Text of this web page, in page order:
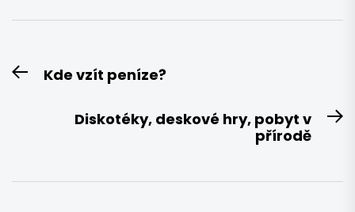
Navigace
pro
příspěvek
PreviousKde vzít peníze?
Diskotéky, deskové hry, pobyt v
přírodě